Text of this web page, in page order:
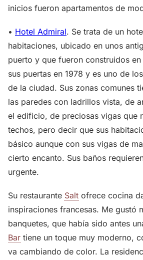
inicios fueron apartamentos de
• Hotel Admiral. Se trata de un
habitaciones, ubicado en unos
puerto y que fueron construidos en
sus puertas en 1978 y es uno de
de la ciudad. Sus zonas comunes
las paredes con ladrillos vista, de
el edificio, de preciosas vigas que
techos, pero decir que sus
básico aunque con sus vigas de
cierto encanto. Sus baños
urgente.
Su restaurante Salt ofrece cocina
inspiraciones francesas. Me gustó
banquetes, que había sido antes
Bar tiene un toque muy moderno,
va cambiando de color. La